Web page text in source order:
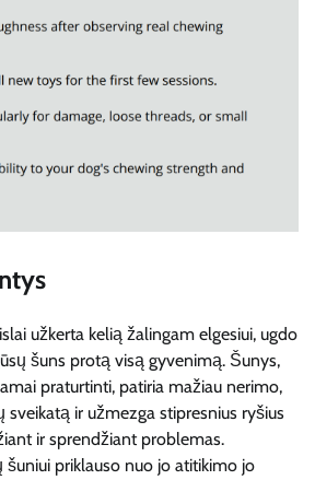
užkerta kelią žalingam elgesiui, ugdo
šuns protą visą gyvenimą. Šunys,
praturtinti, patiria mažiau nerimo,
sveikatą ir užmezga stipresnius ryšius
ir sprendžiant problemas.
šuniui priklauso nuo jo atitikimo jo